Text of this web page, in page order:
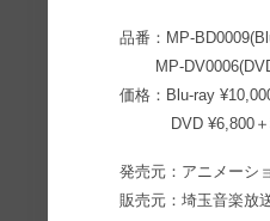
品番：MP-
MP-
価格：Blu-ray
DVD ¥6,800＋
発売元：アニメーシ
販売元：埼玉音楽放